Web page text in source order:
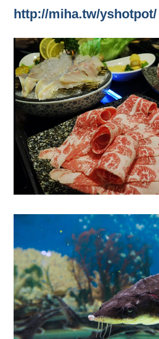
http://miha.tw/yshotpot/